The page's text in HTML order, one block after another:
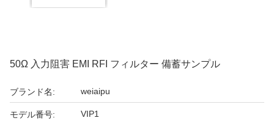
50Ω 入力阻害 EMI RFI フィルター 備蓄サンプル
ブランド名: weiaipu
モデル番号: VIP1